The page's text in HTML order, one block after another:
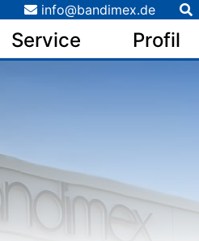
Service Profil
info@bandimex.de